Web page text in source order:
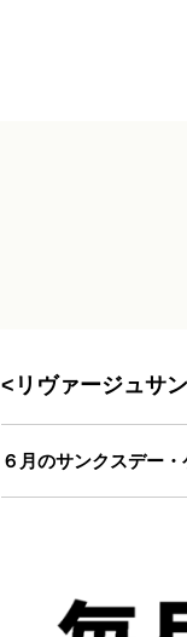
<リヴァージュサ
６月のサンクスデー・